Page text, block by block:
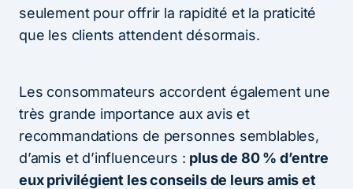
seulement pour offrir la rapidité et la praticité
que les clients attendent désormais.
Les consommateurs accordent également une
très grande importance aux avis et
recommandations de personnes semblables,
d’amis et d’influenceurs : plus de 80 % d’entre
eux privilégient les conseils de leurs amis et